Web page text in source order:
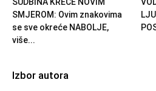
SMJEROM: Ovim znakovima
se sve okreće NABOLJE,
više...
Izbor autora